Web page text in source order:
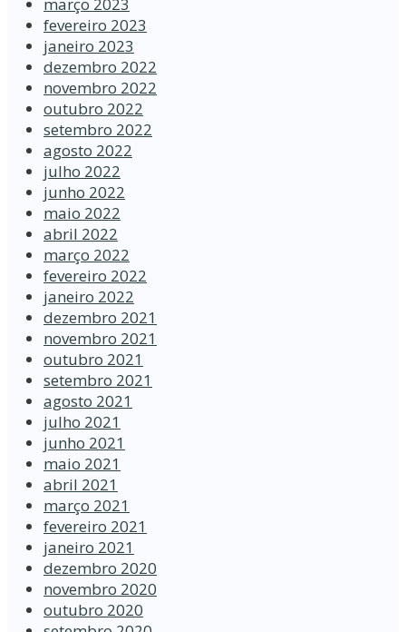
fevereiro 2023
janeiro 2023
dezembro 2022
novembro 2022
outubro 2022
setembro 2022
agosto 2022
julho 2022
junho 2022
maio 2022
abril 2022
março 2022
fevereiro 2022
janeiro 2022
dezembro 2021
novembro 2021
outubro 2021
setembro 2021
agosto 2021
julho 2021
junho 2021
maio 2021
abril 2021
março 2021
fevereiro 2021
janeiro 2021
dezembro 2020
novembro 2020
outubro 2020